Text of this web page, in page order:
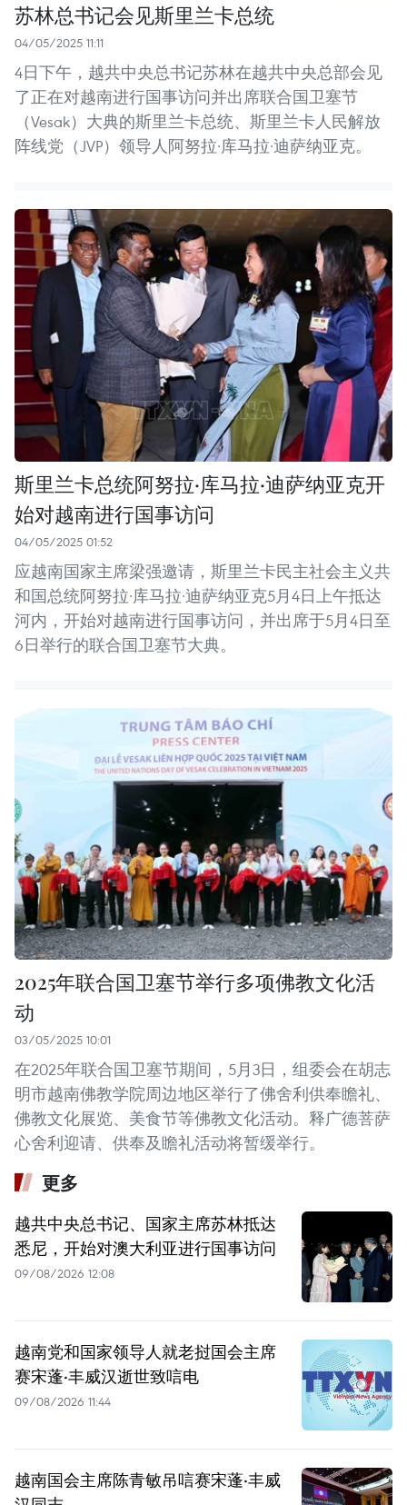
苏林总书记会见斯里兰卡总统
04/05/2025 11:11
4日下午，越共中央总书记苏林在越共中央总部会见
了正在对越南进行国事访问并出席联合国卫塞节
（Vesak）大典的斯里兰卡总统、斯里兰卡人民解放
阵线党（JVP）领导人阿努拉·库马拉·迪萨纳亚克。
斯里兰卡总统阿努拉·库马拉·迪萨纳亚克开
始对越南进行国事访问
04/05/2025 01:52
应越南国家主席梁强邀请，斯里兰卡民主社会主义共
和国总统阿努拉·库马拉·迪萨纳亚克5月4日上午抵达
河内，开始对越南进行国事访问，并出席于5月4日至
6日举行的联合国卫塞节大典。
2025年联合国卫塞节举行多项佛教文化活
动
03/05/2025 10:01
在2025年联合国卫塞节期间，5月3日，组委会在胡志
明市越南佛教学院周边地区举行了佛舍利供奉瞻礼、
佛教文化展览、美食节等佛教文化活动。释广德菩萨
心舍利迎请、供奉及瞻礼活动将暂缓举行。
更多
越共中央总书记、国家主席苏林抵达
悉尼，开始对澳大利亚进行国事访问
09/08/2026 12:08
越南党和国家领导人就老挝国会主席
赛宋蓬·丰威汉逝世致唁电
09/08/2026 11:44
越南国会主席陈青敏吊唁赛宋蓬·丰威